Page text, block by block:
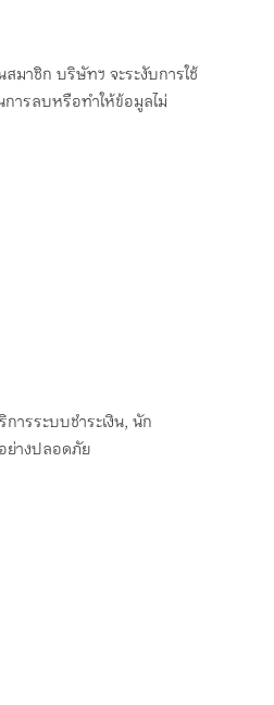
มาชิก บริษัทฯ จะระงับการใช้
ารลบหรือทำให้ข้อมูลไม่
รระบบชำระเงิน, นัก
ย่างปลอดภัย